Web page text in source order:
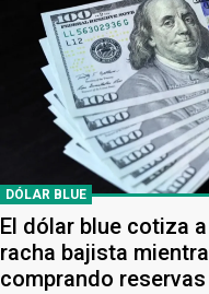
DÓLAR BLUE
El dólar blue cotiza
racha bajista
comprando reservas